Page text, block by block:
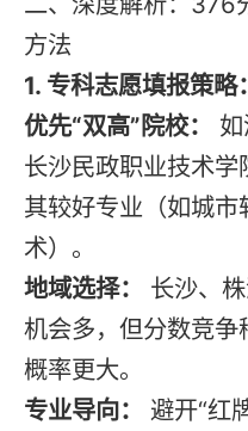
方法
1. 专科志愿填报策略：
优先“双高”院校：
长沙民政职业技术
其较好专业（如城
术）。
地域选择：
长沙、
机会多，但分数竞
概率更大。
专业导向：
避开“红